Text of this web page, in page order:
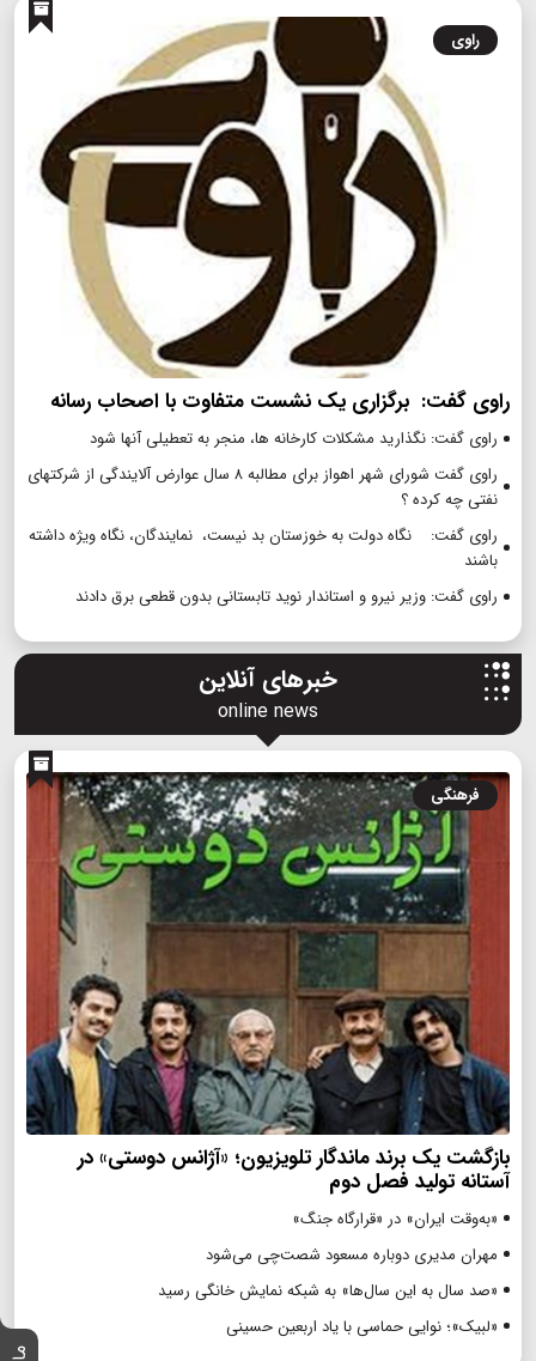
راوی
راوی گفت: برگزاری یک نشست متفاوت با اصحاب رسانه
راوی گفت: نگذارید مشکلات کارخانه ها، منجر به تعطیلی آنها شود
راوی گفت شورای شهر اهواز برای مطالبه ۸ سال عوارض آلایندگی از شرکتهای
نفتی چه کرده ؟
راوی گفت: نگاه دولت به خوزستان بد نیست، نمایندگان، نگاه ویژه داشته
باشند
راوی گفت: وزیر نیرو و استاندار نوید تابستانی بدون قطعی برق دادند
خبرهای آنلاین
online news
فرهنگی
بازگشت یک برند ماندگار تلویزیون؛ «آژانس دوستی» در
آستانه تولید فصل دوم
«به‌وقت ایران» در «قرارگاه جنگ»
مهران مدیری دوباره مسعود شصت‌چی می‌شود
«صد سال به این سال‌ها» به شبکه نمایش خانگی رسید
«لبیک»؛ نوایی حماسی با یاد اربعین حسینی